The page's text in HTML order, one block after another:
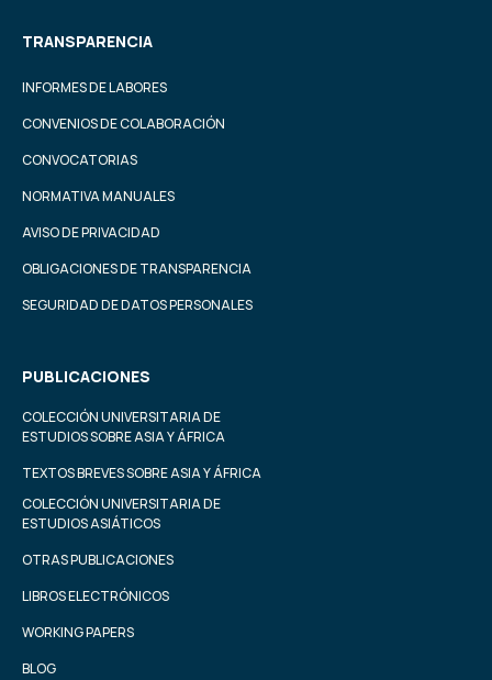
TRANSPARENCIA
INFORMES DE LABORES
CONVENIOS DE COLABORACIÓN
CONVOCATORIAS
NORMATIVA MANUALES
AVISO DE PRIVACIDAD
OBLIGACIONES DE TRANSPARENCIA
SEGURIDAD DE DATOS PERSONALES
PUBLICACIONES
COLECCIÓN UNIVERSITARIA DE
ESTUDIOS SOBRE ASIA Y ÁFRICA
TEXTOS BREVES SOBRE ASIA Y ÁFRICA
COLECCIÓN UNIVERSITARIA DE
ESTUDIOS ASIÁTICOS
OTRAS PUBLICACIONES
LIBROS ELECTRÓNICOS
WORKING PAPERS
BLOG